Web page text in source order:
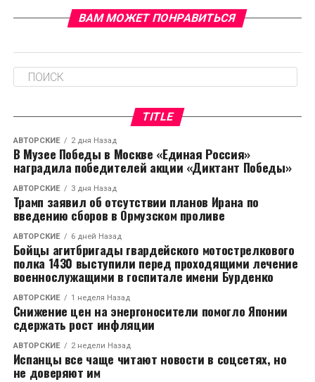
Во Владимире мусоровоз эвакуировал старенькую
«Газель»
«неточное» оружие
ВАМ МОЖЕТ ПОНРАВИТЬСЯ
TITLE
АВТОРСКИЕ 2 дня Назад
В Музее Победы в Москве «Единая Россия»
наградила победителей акции «Диктант Победы»
АВТОРСКИЕ 3 дня Назад
Трамп заявил об отсутствии планов Ирана по
введению сборов в Ормузском проливе
АВТОРСКИЕ 6 дней Назад
Бойцы агитбригады гвардейского мотострелкового
полка 1430 выступили перед проходящими лечение
военнослужащими в госпитале имени Бурденко
АВТОРСКИЕ 1 неделя Назад
Снижение цен на энергоносители помогло Японии
сдержать рост инфляции
АВТОРСКИЕ 2 недели Назад
Испанцы все чаще читают новости в соцсетях, но
не доверяют им